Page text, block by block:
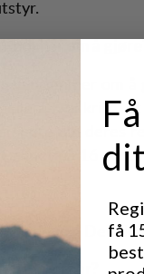
om å
eller i Frankrike.
høre om
filmet på 16 mm.
lydene... Det
hvorfor?
få